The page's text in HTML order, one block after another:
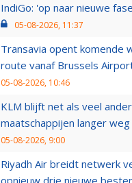
IndiGo: 'op naar nieuwe
05-08-2026, 11:37
Transavia opent komende
route vanaf Brussels
05-08-2026, 10:46
KLM blijft net als veel
maatschappijen langer
05-08-2026, 9:00
Riyadh Air breidt netwerk